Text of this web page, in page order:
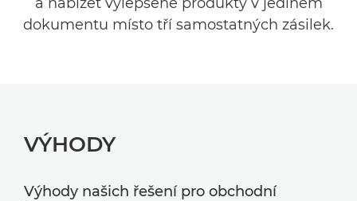
dokumentu místo tří samostatných zásilek.
VÝHODY
Výhody našich řešení pro obchodní